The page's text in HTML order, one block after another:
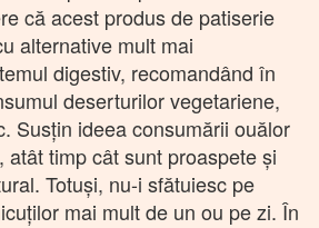
că acest produs de patiserie
alternative mult mai
digestiv, recomandând în
deserturilor vegetariene,
Susţin ideea consumării ouălor
atât timp cât sunt proaspete şi
Totuşi, nu-i sfătuiesc pe
mai mult de un ou pe zi. În